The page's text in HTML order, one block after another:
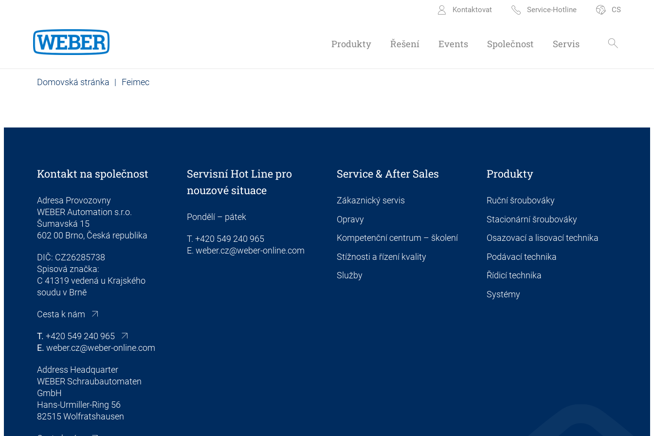
Kontaktovat Service-Hotline CS
Produkty Řešení Events Společnost Servis
Domovská stránka | Feimec
Kontakt na společnost
Adresa Provozovny
WEBER Automation s.r.o.
Šumavská 15
602 00 Brno, Česká republika
DIČ: CZ26285738
Spisová značka:
C 41319 vedená u Krajského
soudu v Brně
Cesta k nám
T. +420 549 240 965
E. weber.cz@weber-online.com
Address Headquarter
WEBER Schraubautomaten
GmbH
Hans-Urmiller-Ring 56
82515 Wolfratshausen
Servisní Hot Line pro
nouzové situace
Pondělí – pátek
T. +420 549 240 965
E. weber.cz@weber-online.com
Service & After Sales
Zákaznický servis
Opravy
Kompetenční centrum – školení
Stížnosti a řízení kvality
Služby
Produkty
Ruční šroubováky
Stacionární šroubováky
Osazovací a lisovací technika
Podávací technika
Řídicí technika
Systémy